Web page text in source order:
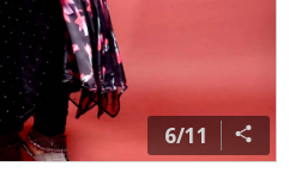
6/11